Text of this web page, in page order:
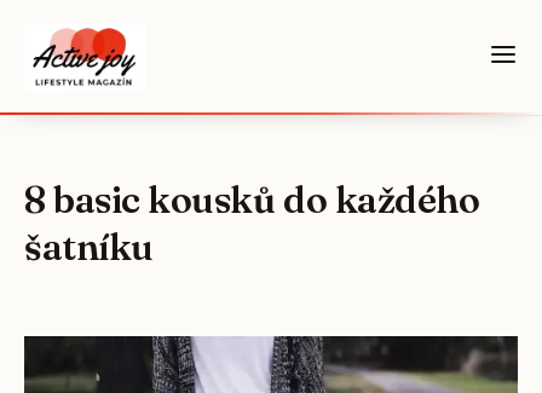
8 basic kousků do každého
šatníku